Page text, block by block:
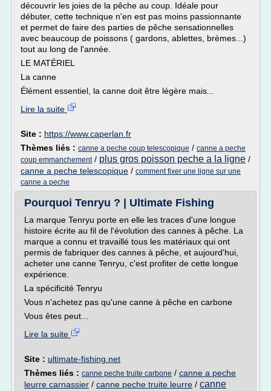
découvrir les joies de la pêche au coup. Idéale pour
débuter, cette technique n'en est pas moins passionnante
et permet de faire des parties de pêche sensationnelles
avec beaucoup de poissons ( gardons, ablettes, brèmes...)
tout au long de l'année.
LE MATÉRIEL
La canne
Élément essentiel, la canne doit être légère mais...
Lire la suite
Site : https://www.caperlan.fr
Thèmes liés : canne a peche coup telescopique / canne a peche
coup emmanchement/ plus gros poisson peche a la ligne /
canne a peche telescopique / comment fixer une ligne sur une
canne a peche
Pourquoi Tenryu ? | Ultimate Fishing
La marque Tenryu porte en elle les traces d'une longue
histoire écrite au fil de l'évolution des cannes à pêche. La
marque a connu et travaillé tous les matériaux qui ont
permis de fabriquer des cannes à pêche, et aujourd'hui,
acheter une canne Tenryu, c'est profiter de cette longue
expérience.
La spécificité Tenryu
Vous n'achetez pas qu'une canne à pêche en carbone
Vous êtes peut...
Lire la suite
Site : ultimate-fishing.net
Thèmes liés : canne peche truite carbone / canne a peche
leurre carnassier / canne peche truite leurre / canne